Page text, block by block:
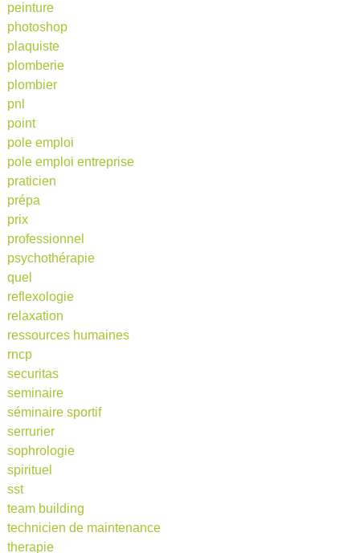
peinture
photoshop
plaquiste
plomberie
plombier
pnl
point
pole emploi
pole emploi entreprise
praticien
prépa
prix
professionnel
psychothérapie
quel
reflexologie
relaxation
ressources humaines
rncp
securitas
seminaire
séminaire sportif
serrurier
sophrologie
spirituel
sst
team building
technicien de maintenance
therapie